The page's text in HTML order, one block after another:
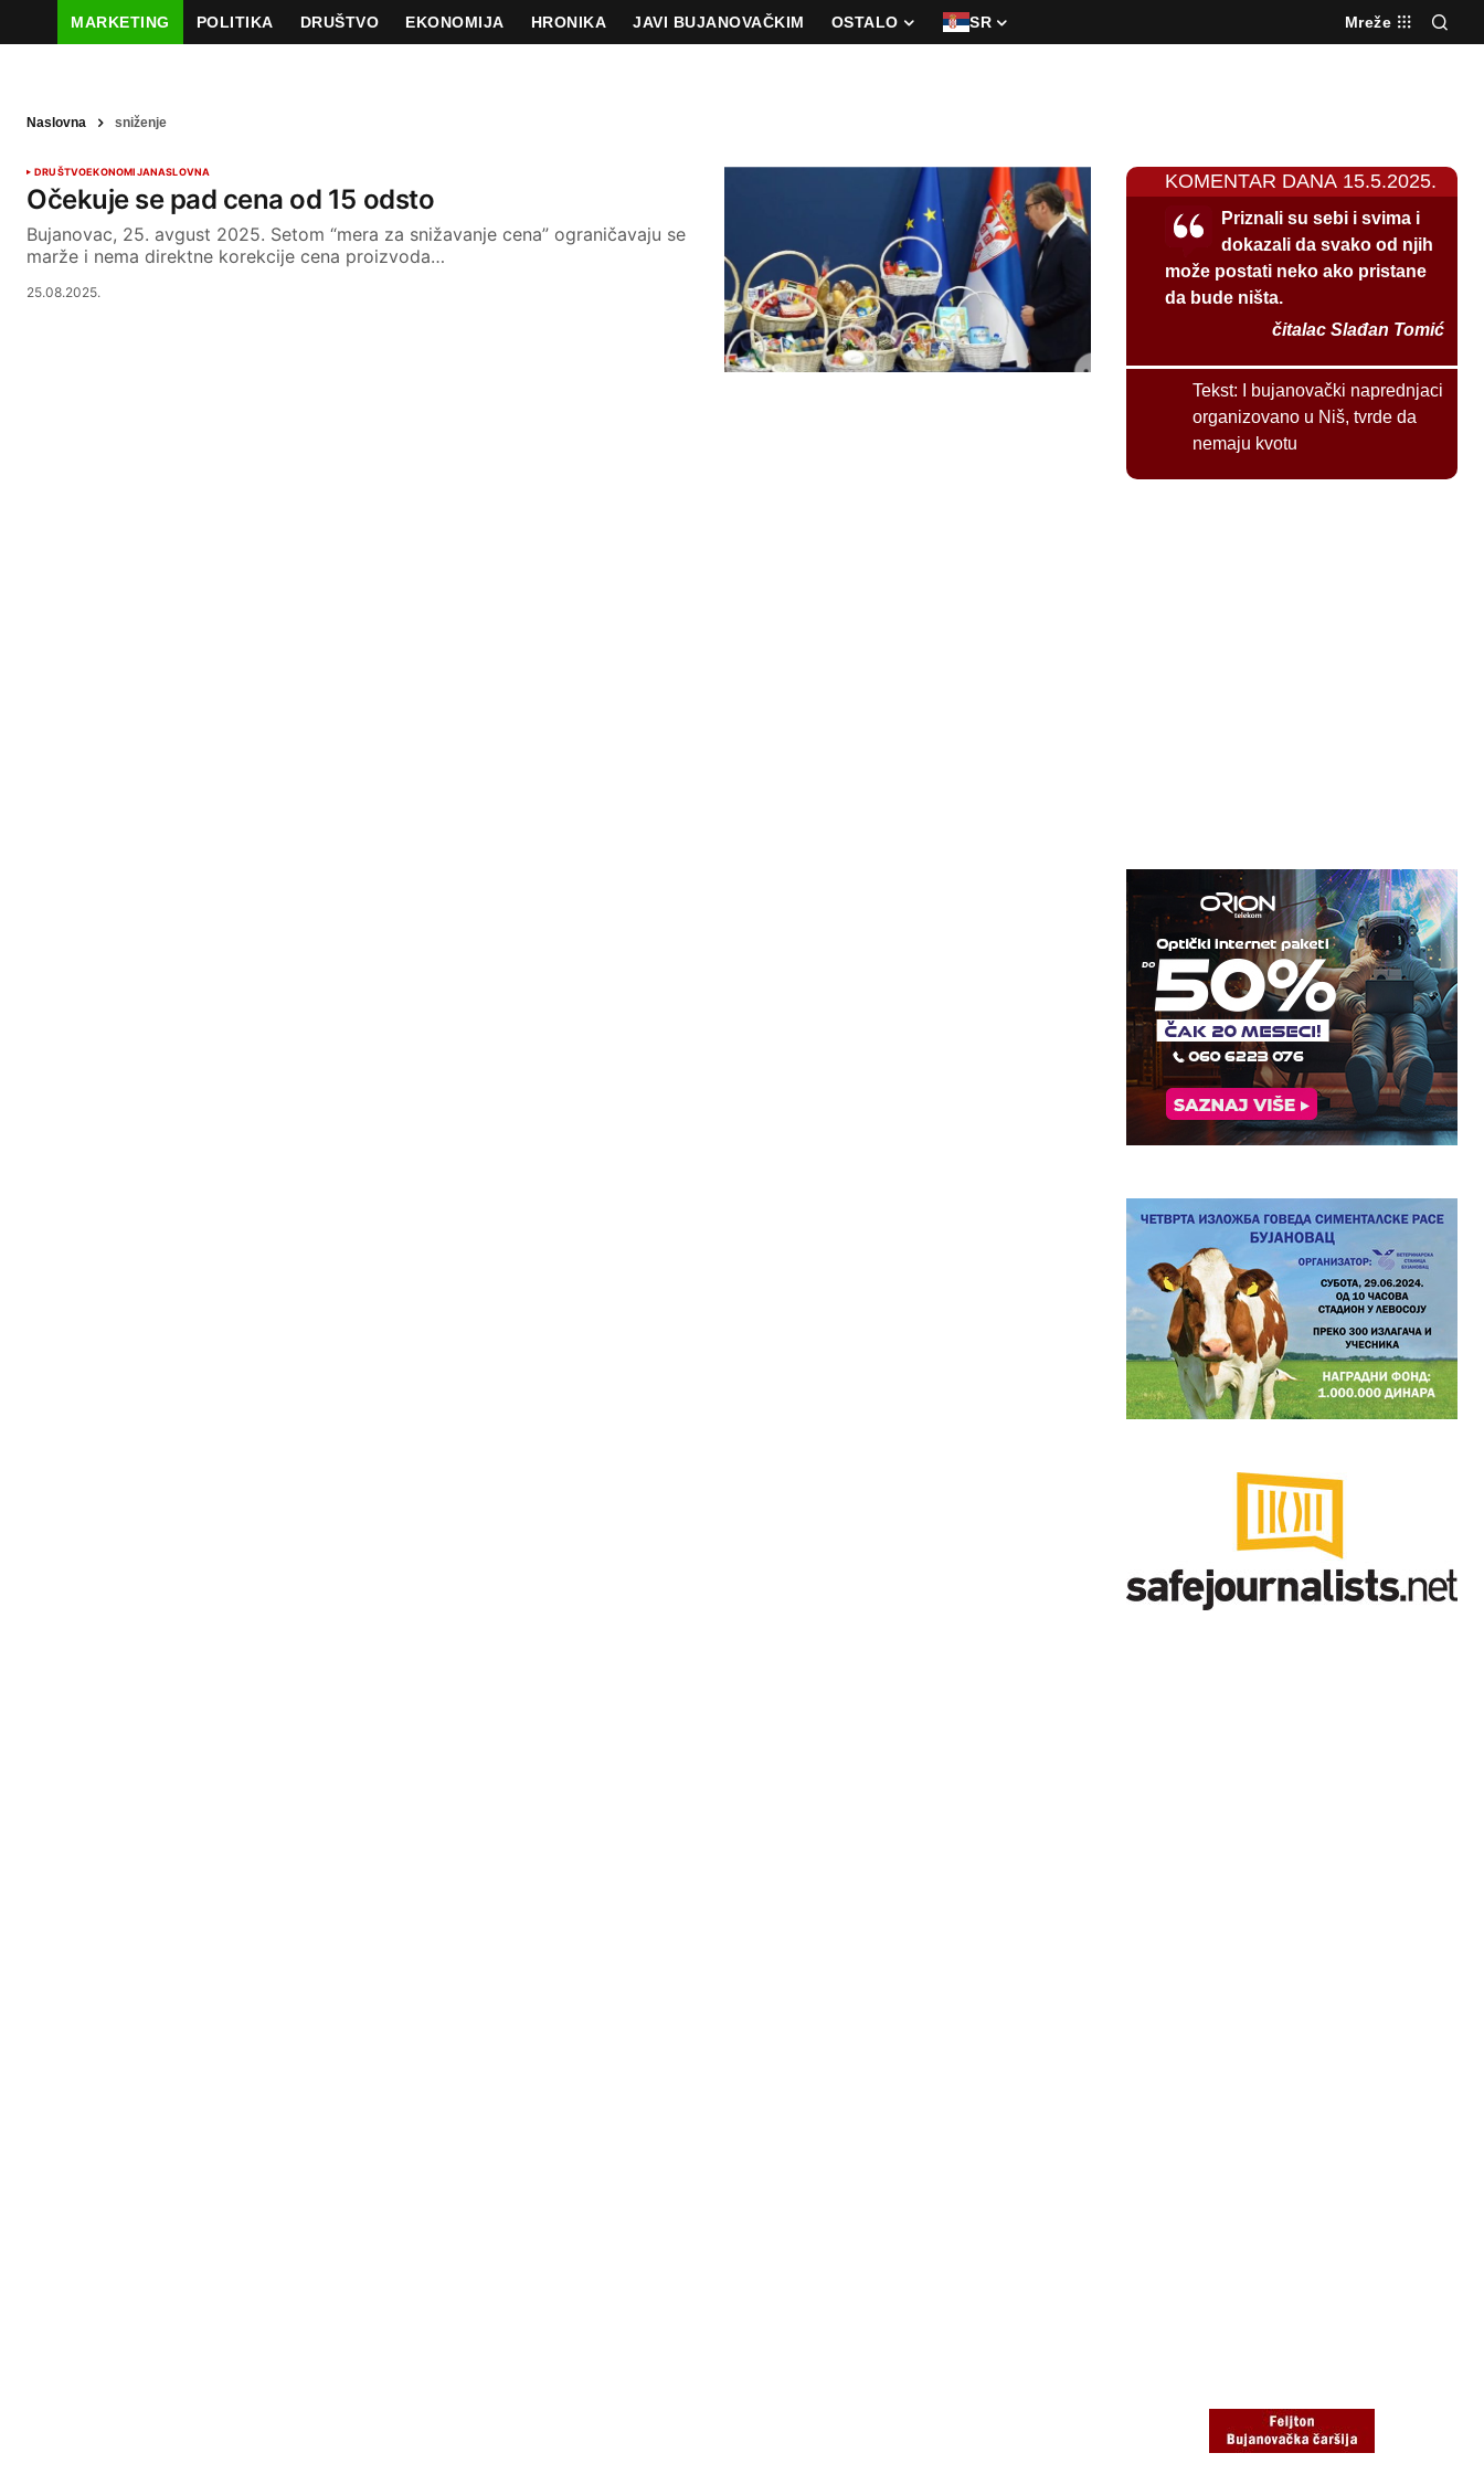
MARKETING POLITIKA DRUŠTVO EKONOMIJA HRONIKA JAVI BUJANOVAČKIM OSTALO SR Mreže
Naslovna sniženje
DRUŠTVOEKONOMIJANASLOVNA
Očekuje se pad cena od 15 odsto
Bujanovac, 25. avgust 2025. Setom “mera za snižavanje cena” ograničavaju se
marže i nema direktne korekcije cena proizvoda…
25.08.2025.
KOMENTAR DANA 15.5.2025.
Priznali su sebi i svima i
dokazali da svako od njih
može postati neko ako pristane
da bude ništa.
čitalac Slađan Tomić
Tekst:
I bujanovački naprednjaci
organizovano u Niš, tvrde da
nemaju kvotu